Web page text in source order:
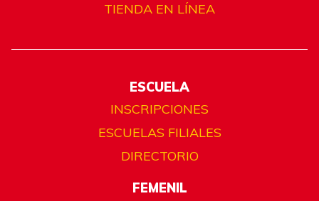
TIENDA EN LÍNEA
ESCUELA
INSCRIPCIONES
ESCUELAS FILIALES
DIRECTORIO
FEMENIL